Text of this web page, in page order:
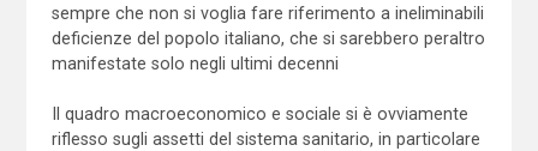
sempre che non si voglia fare riferimento a ineliminabili
deficienze del popolo italiano, che si sarebbero peraltro
manifestate solo negli ultimi decenni
Il quadro macroeconomico e sociale si è ovviamente
riflesso sugli assetti del sistema sanitario, in particolare